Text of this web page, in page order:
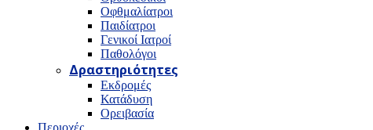
Οφθμαλίατροι
Παιδίατροι
Γενικοί Ιατροί
Παθολόγοι
Δραστηριότητες
Εκδρομές
Κατάδυση
Ορειβασία